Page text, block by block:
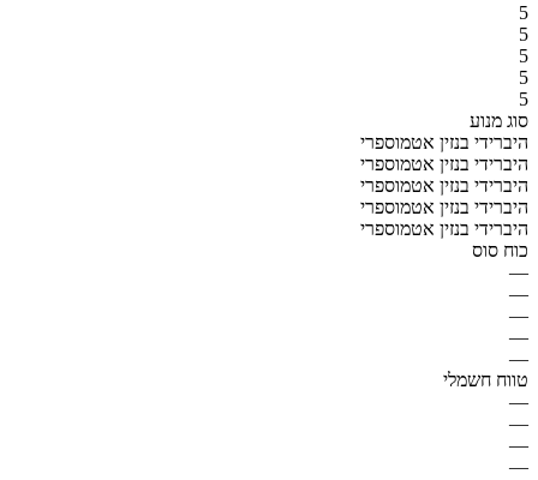
5
5
5
5
5
סוג מנוע
היברידי בנזין אטמוספרי
היברידי בנזין אטמוספרי
היברידי בנזין אטמוספרי
היברידי בנזין אטמוספרי
היברידי בנזין אטמוספרי
כוח סוס
—
—
—
—
—
טווח חשמלי
—
—
—
—